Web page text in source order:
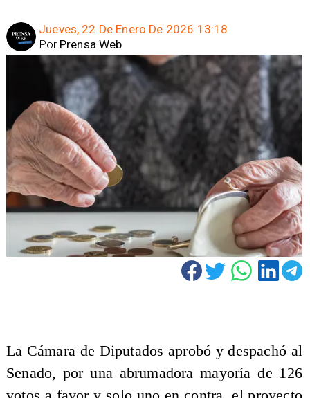
Jueves, 22 De Enero De 2026 13:18
Prensa Web
Por
La Cámara de Diputados aprobó y despachó al
Senado, por una abrumadora mayoría de 126